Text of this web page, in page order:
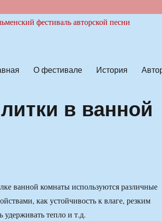
О фестивале История
в ванной
ванной комнаты используются различные
как устойчивость к влаге, резким
удерживать тепло и т.д.